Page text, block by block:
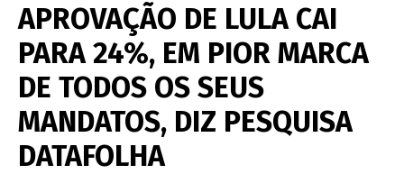
APROVAÇÃO DE LULA CAI
PARA 24%, EM PIOR MARCA
DE TODOS OS SEUS
MANDATOS, DIZ PESQUISA
DATAFOLHA